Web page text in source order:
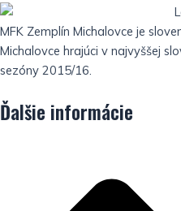
MFK Zemplín Michalovce je
Michalovce hrajúci v najvyššej
sezóny 2015/16.
Ďalšie informácie